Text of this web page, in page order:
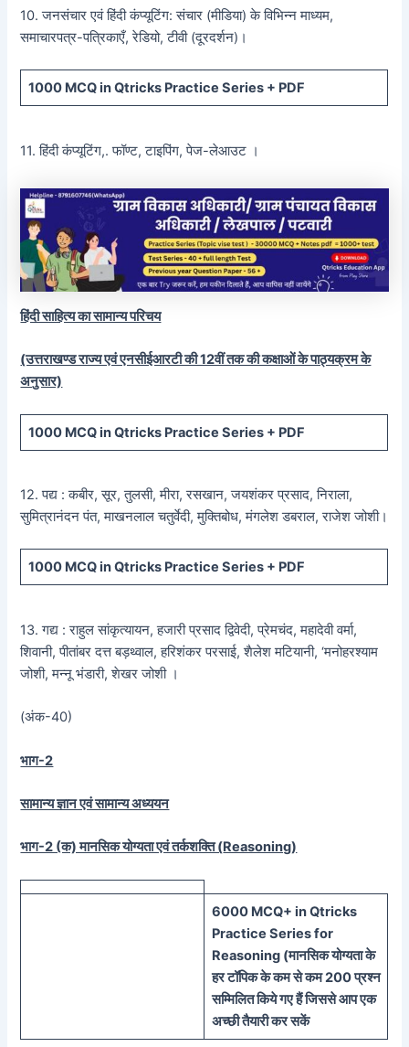
10. जनसंचार एवं हिंदी कंप्यूटिंग: संचार (मीडिया) के विभिन्न माध्यम,
समाचारपत्र-पत्रिकाएँ, रेडियो, टीवी (दूरदर्शन)।
1000 MCQin Qtricks Practice Series + PDF
11. हिंदी कंप्यूटिंग,. फॉण्ट, टाइपिंग, पेज-लेआउट ।
हिंदी साहित्य का सामान्य परिचय
(उत्तराखण्ड राज्य एवं एनसीईआरटी की 12वीं तक की कक्षाओं के पाठ्यक्रम के
अनुसार)
1000 MCQin Qtricks Practice Series + PDF
12. पद्य : कबीर, सूर, तुलसी, मीरा, रसखान, जयशंकर प्रसाद, निराला,
सुमित्रानंदन पंत, माखनलाल चतुर्वेदी, मुक्तिबोध, मंगलेश डबराल, राजेश जोशी।
1000 MCQin Qtricks Practice Series + PDF
13. गद्य : राहुल सांकृत्यायन, हजारी प्रसाद द्विवेदी, प्रेमचंद, महादेवी वर्मा,
शिवानी, पीतांबर दत्त बड़थ्वाल, हरिशंकर परसाई, शैलेश मटियानी, ‘मनोहरश्याम
जोशी, मन्नू भंडारी, शेखर जोशी ।
(अंक-40)
भाग-2
सामान्य ज्ञान एवं सामान्य अध्ययन
भाग-2 (क) मानसिक योग्यता एवं तर्कशक्ति (Reasoning)
6000 MCQ+ inQtricks
Practice Seriesfor
Reasoning (मानसिकयोग्यता के
हर टॉपिक के कम से कम 200 प्रश्न
सम्मिलित किये गए हैं जिससे आप एक
अच्छी तैयारी कर सकें